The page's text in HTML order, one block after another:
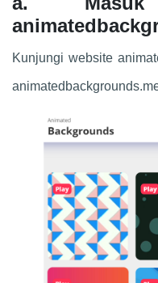
Kunjungi website